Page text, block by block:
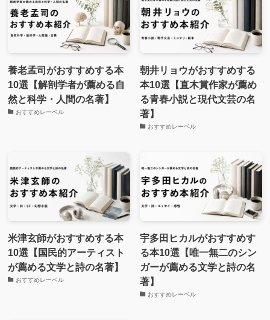
養老孟司がおすすめする本
10選【解剖学者が薦める自
然と科学・人間の名著】
おすすめレーベル
朝井リョウがおすすめする
本10選【直木賞作家が薦め
る青春小説と現代文芸の名
著】
おすすめレーベル
米津玄師がおすすめする本
10選【国民的アーティスト
が薦める文学と詩の名著】
おすすめレーベル
宇多田ヒカルがおすすめす
る本10選【唯一無二のシン
ガーが薦める文学と詩の名
著】
おすすめレーベル